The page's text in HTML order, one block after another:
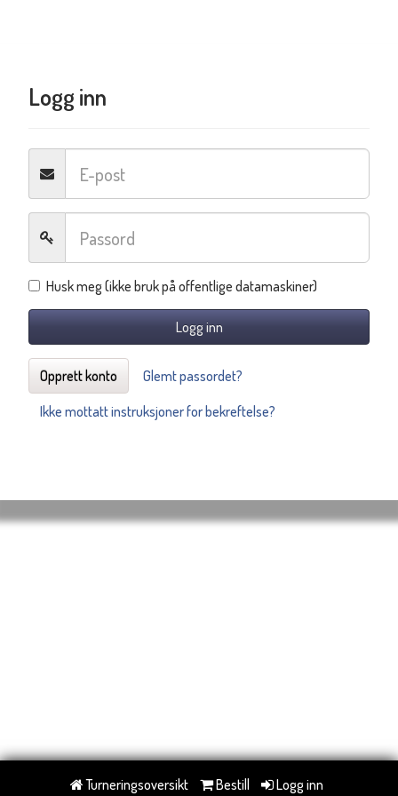
Logg inn
Husk meg (ikke bruk på offentlige datamaskiner)
Logg inn
Opprett konto
Glemt passordet?
Ikke mottatt instruksjoner for bekreftelse?
Turneringsoversikt Bestill Logg inn